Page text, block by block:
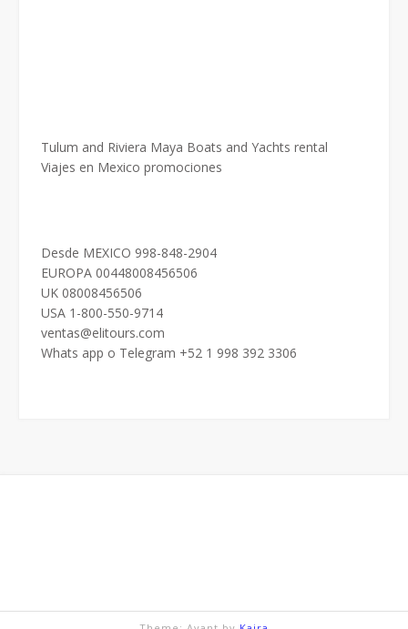
Tulum and Riviera Maya Boats and Yachts rental
Viajes en Mexico promociones
Desde MEXICO 998-848-2904
EUROPA 00448008456506
UK 08008456506
USA 1-800-550-9714
ventas@elitours.com
Whats app o Telegram +52 1 998 392 3306